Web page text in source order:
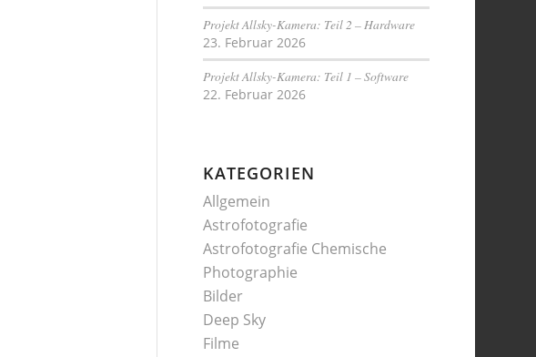
Projekt Allsky-Kamera: Teil 2 – Hardware
23. Februar 2026
Projekt Allsky-Kamera: Teil 1 – Software
22. Februar 2026
KATEGORIEN
Allgemein
Astrofotografie
Astrofotografie Chemische
Photographie
Bilder
Deep Sky
Filme